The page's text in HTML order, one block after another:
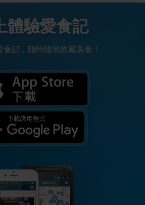
體驗愛食記
食記，隨時隨地收藏美食！